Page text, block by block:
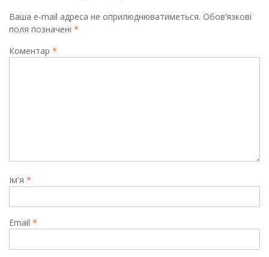
Ваша e-mail адреса не оприлюднюватиметься. Обов’язкові
поля позначені *
Коментар *
Ім'я *
Email *